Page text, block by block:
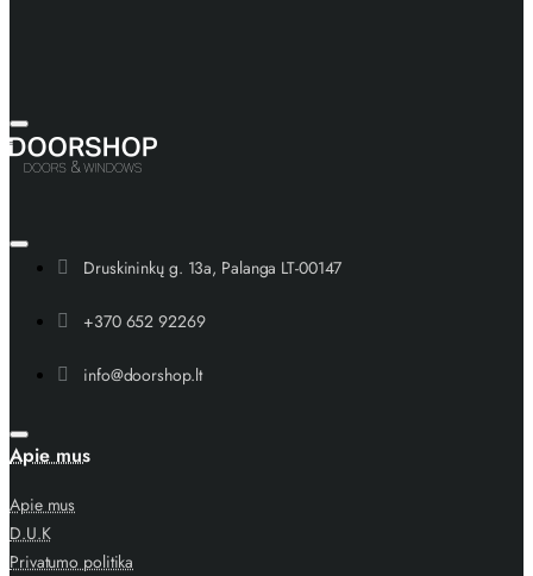
Druskininkų g. 13a, Palanga LT-00147
+370 652 92269
info@doorshop.lt
Apie mus
Apie mus
D.U.K
Privatumo politika